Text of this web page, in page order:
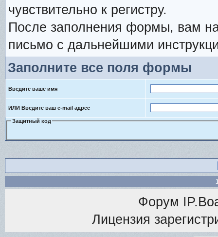
чувствительно к регистру.
После заполнения формы, вам на
письмо с дальнейшими
Заполните все поля формы
Введите ваше имя
ИЛИ Введите ваш e-mail адрес
Защитный код
Форум
Лицензия